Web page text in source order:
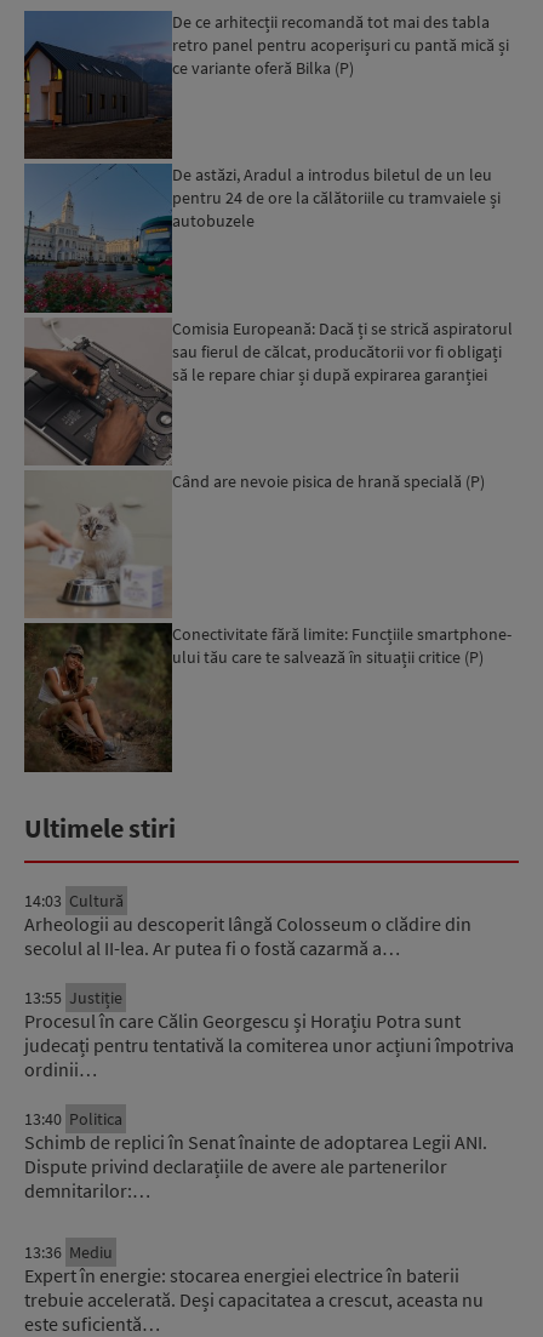
De ce arhitecții recomandă tot mai des tabla
retro panel pentru acoperișuri cu pantă mică și
ce variante oferă Bilka (P)
De astăzi, Aradul a introdus biletul de un leu
pentru 24 de ore la călătoriile cu tramvaiele și
autobuzele
Comisia Europeană: Dacă ți se strică aspiratorul
sau fierul de călcat, producătorii vor fi obligați
să le repare chiar și după expirarea garanției
Când are nevoie pisica de hrană specială (P)
Conectivitate fără limite: Funcțiile smartphone-
ului tău care te salvează în situații critice (P)
Ultimele stiri
14:03 Cultură
Arheologii au descoperit lângă Colosseum o clădire din
secolul al II-lea. Ar putea fi o fostă cazarmă a…
13:55 Justiție
Procesul în care Călin Georgescu și Horațiu Potra sunt
judecați pentru tentativă la comiterea unor acțiuni împotriva
ordinii…
13:40 Politica
Schimb de replici în Senat înainte de adoptarea Legii ANI.
Dispute privind declarațiile de avere ale partenerilor
demnitarilor:…
13:36 Mediu
Expert în energie: stocarea energiei electrice în baterii
trebuie accelerată. Deși capacitatea a crescut, aceasta nu
este suficientă…